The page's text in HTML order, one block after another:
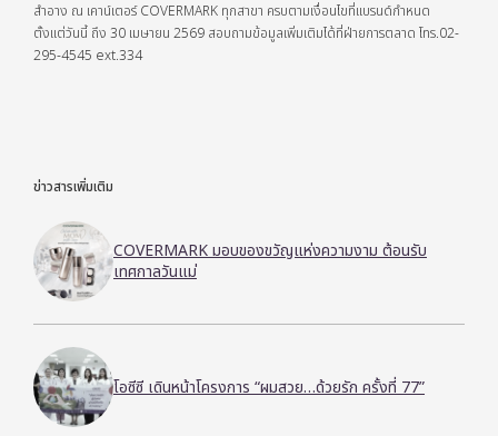
สำอาง ณ เคาน์เตอร์ COVERMARK ทุกสาขา ครบตามเงื่อนไขที่แบรนด์กำหนด
ตั้งแต่วันนี้ ถึง 30 เมษายน 2569 สอบถามข้อมูลเพิ่มเติมได้ที่ฝ่ายการตลาด โทร.02-
295-4545 ext.334
ข่าวสารเพิ่มเติม
COVERMARK มอบของขวัญแห่งความงาม ต้อนรับ
เทศกาลวันแม่
โอซีซี เดินหน้าโครงการ “ผมสวย…ด้วยรัก ครั้งที่ 77”